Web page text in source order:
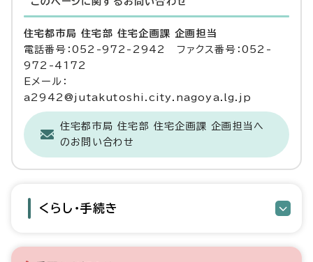
住宅都市局 住宅部 住宅企画課 企画担当
電話番号：052-972-2942 ファクス番号：052-
972-4172
Eメール：
a2942@jutakutoshi.city.nagoya.lg.jp
住宅都市局 住宅部 住宅企画課 企画担当へ
のお問い合わせ
くらし・手続き